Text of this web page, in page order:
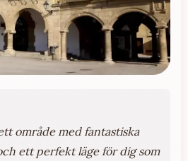
område med fantastiska
ett perfekt läge för dig som